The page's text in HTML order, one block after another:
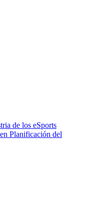
de los eSports
Planificación del